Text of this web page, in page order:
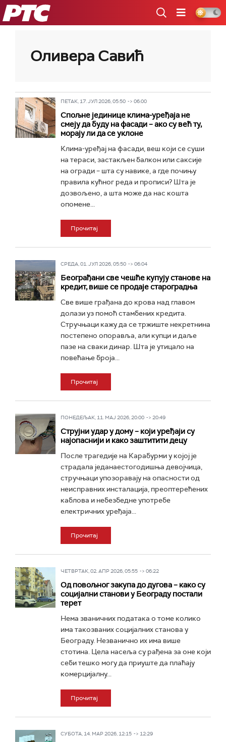
РТС
Оливера Савић
ПЕТАК, 17. ЈУЛ 2026, 05:50 -> 06:00
Спољне јединице клима-уређаја не
смеју да буду на фасади – ако су већ ту,
морају ли да се уклоне
Клима-уређај на фасади, веш који се суши
на тераси, застакљен балкон или саксије
на огради – шта су навике, а где почињу
правила кућног реда и прописи? Шта је
дозвољено, а шта може да нас кошта
опомене...
Прочитај
СРЕДА, 01. ЈУЛ 2026, 05:50 -> 06:04
Београђани све чешће купују станове на
кредит, више се продаје староградња
Све више грађана до крова над главом
долази уз помоћ стамбених кредита.
Стручњаци кажу да се тржиште некретнина
постепено опоравља, али купци и даље
пазе на сваки динар. Шта је утицало на
повећање броја...
Прочитај
ПОНЕДЕЉАК, 11. МАЈ 2026, 20:00 -> 20:49
Струјни удар у дому – који уређаји су
најопаснији и како заштитити децу
После трагедије на Карабурми у којој је
страдала једанаестогодишња девојчица,
стручњаци упозоравају на опасности од
неисправних инсталација, преоптерећених
каблова и небезбедне употребе
електричних уређаја...
Прочитај
ЧЕТВРТАК, 02. АПР 2026, 05:55 -> 06:22
Од повољног закупа до дугова – како су
социјални станови у Београду постали
терет
Нема званичних података о томе колико
има такозваних социјалних станова у
Београду. Незванично их има више
стотина. Цела насеља су рађена за оне који
себи тешко могу да приуште да плаћају
комерцијалну...
Прочитај
СУБОТА, 14. МАР 2026, 12:15 -> 12:29